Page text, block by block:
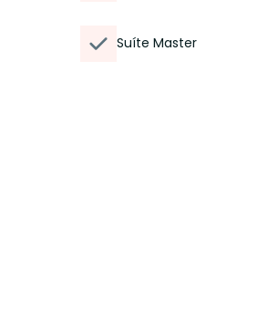
Suíte Master